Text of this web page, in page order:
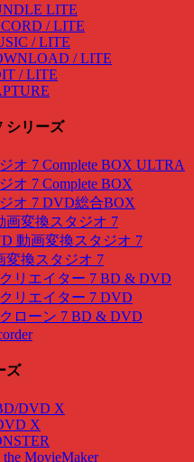
LITE
/ LITE
/ LITE
/ LITE
/ LITE
シリーズ
オ 7 Complete BOX ULTRA
オ 7 Complete BOX
オ 7 DVD総合BOX
画変換スタジオ 7
動画変換スタジオ 7
変換スタジオ 7
リエイター 7 BD & DVD
リエイター 7 DVD
ローン 7 BD & DVD
ズ
DVD X
X
the MovieMaker